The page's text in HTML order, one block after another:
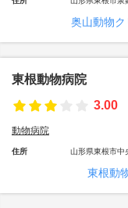
奥山動物
東根動物病院
3.00
動物病院
住所 山形県東根市中
東根動